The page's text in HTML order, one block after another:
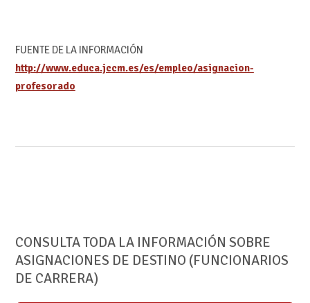
FUENTE DE LA INFORMACIÓN
http://www.educa.jccm.es/es/empleo/asignacion-
profesorado
CONSULTA TODA LA INFORMACIÓN SOBRE
ASIGNACIONES DE DESTINO (FUNCIONARIOS
DE CARRERA)